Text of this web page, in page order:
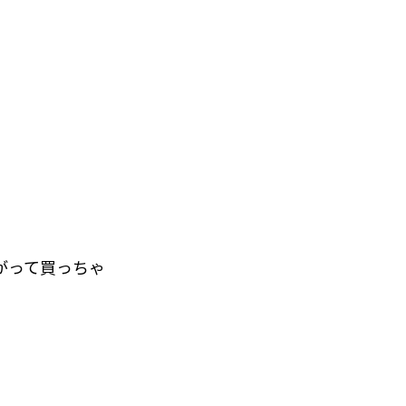
て買っちゃ